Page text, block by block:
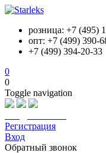
розница: +7 (495)
опт: +7 (499) 390-
+7 (499) 394-20-33
0
0
Toggle navigation
Регистрация
Вход
Обратный звонок